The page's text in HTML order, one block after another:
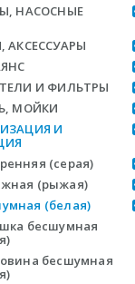
НАСОСНЫЕ
АКСЕССУАРЫ
И ФИЛЬТРЫ
МОЙКИ
И
(серая)
(рыжая)
(белая)
бесшумная
бесшумная